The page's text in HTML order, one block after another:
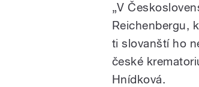
„V
Reichenbergu,
ti slovanští ho
české
Hnídková.